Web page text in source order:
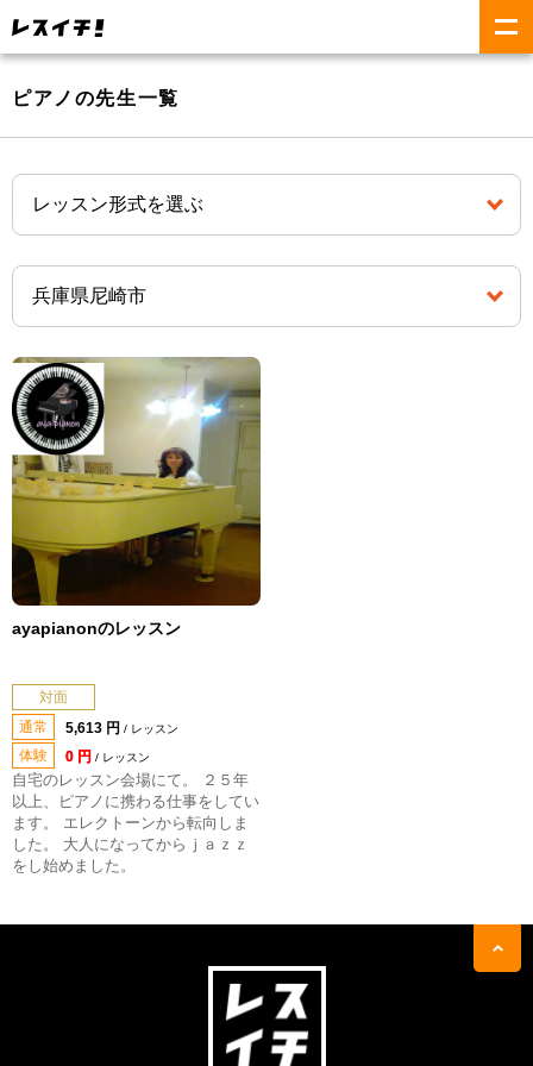
ピアノの先生一覧
ayapianonのレッスン
対面
通常
5,613 円 / レッスン
体験 0 円 / レッスン
自宅のレッスン会場にて。 ２５年
以上、ピアノに携わる仕事をしてい
ます。 エレクトーンから転向しま
した。 大人になってからｊａｚｚ
をし始めました。